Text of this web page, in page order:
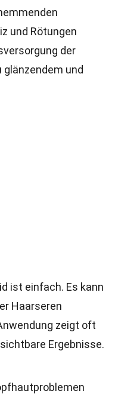
und Rötungen
der
und
ist einfach. Es kann
Haarseren
zeigt oft
Ergebnisse.